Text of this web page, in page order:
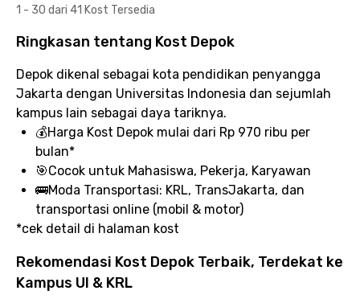
1 - 30 dari 41 Kost Tersedia
Ringkasan tentang Kost Depok
Depok dikenal sebagai kota pendidikan penyangga
Jakarta dengan Universitas Indonesia dan sejumlah
kampus lain sebagai daya tariknya.
💰Harga Kost Depok mulai dari Rp 970 ribu per
bulan*
🎯Cocok untuk Mahasiswa, Pekerja, Karyawan
🚌Moda Transportasi: KRL, TransJakarta, dan
transportasi online (mobil & motor)
*cek detail di halaman kost
Rekomendasi Kost Depok Terbaik, Terdekat ke
Kampus UI & KRL